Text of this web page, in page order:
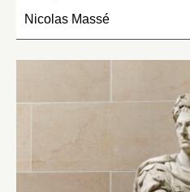
Nicolas Massé